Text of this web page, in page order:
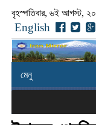
বৃহস্পতিবার, ৬ই আগস্ট,
English
মেনু